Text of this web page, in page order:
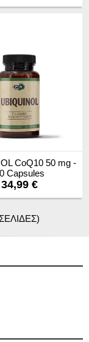
CoQ10 50 mg -
Capsules
34,99 €